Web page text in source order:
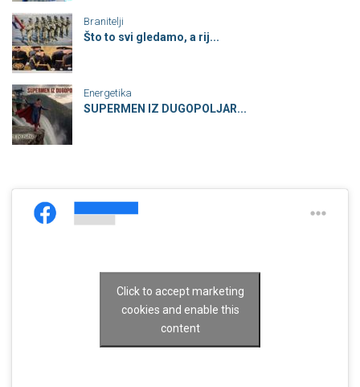
Branitelji
Što to svi gledamo, a rij...
Energetika
SUPERMEN IZ DUGOPOLJAR...
Click to accept marketing
cookies and enable this
content